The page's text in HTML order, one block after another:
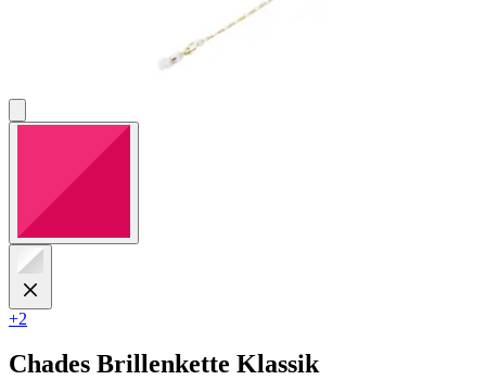
+2
Chades Brillenkette Klassik